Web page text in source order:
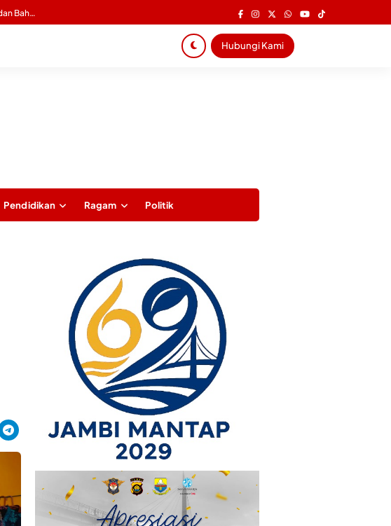
Gubernur Al Haris Buka Sosialisasi Akbar Pencegahan IRET, TCC, Perundungan, dan Bahaya Narkoba di Bungo
Hubungi Kami
Pendidikan Ragam Politik